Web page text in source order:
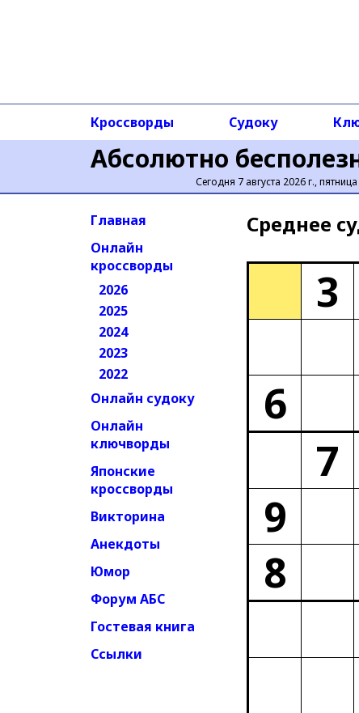
Абсолютно
Сегодня 7 августа 2026 г., пятница
Кроссворды Судоку
Главная
Онлайн
кроссворды
2026
2025
2024
2023
2022
Онлайн судоку
Онлайн
ключворды
Японские
кроссворды
Викторина
Анекдоты
Юмор
Форум АБС
Гостевая книга
Ссылки
Среднее
3
6
7
9
8